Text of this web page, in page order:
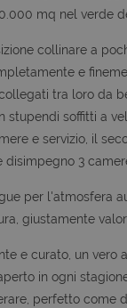
mq nel verde
collinare a
e
tra loro da
stupendi soffitti a
e servizio, il
3
per l'atmosfera
giustamente
e curato, un
in ogni
perfetto come